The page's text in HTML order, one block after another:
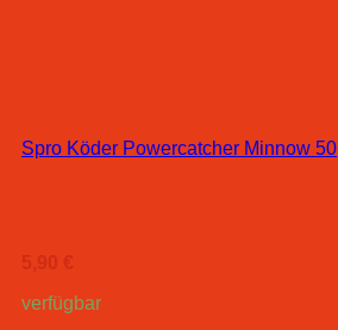
Spro Köder Powercatcher Minnow 50
5,90 €
verfügbar